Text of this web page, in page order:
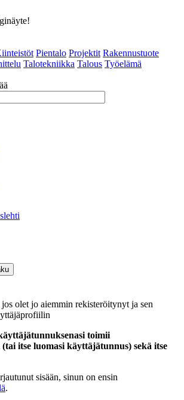
Pientalo Projektit Rakennustuote
Talotekniikka Talous Työelämä
olet jo aiemmin rekisteröitynyt ja sen
toimii
(tai itse luomasi käyttäjätunnus) sekä itse
sisään, sinun on ensin
.